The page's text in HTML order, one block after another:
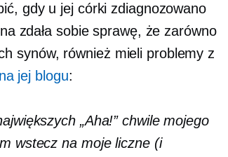
gdy u jej córki zdiagnozowano
zdała sobie sprawę, że zarówno
synów, również mieli problemy z
na jej blogu:
„Aha!” chwile mojego
wstecz na moje liczne (i